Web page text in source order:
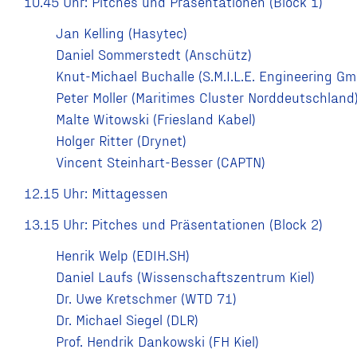
Jan Kelling (Hasytec)
Daniel Sommerstedt (Anschütz)
Knut-Michael Buchalle (S.M.I.L.E. Engineering
Peter Moller (Maritimes Cluster Norddeutschland)
Malte Witowski (Friesland Kabel)
Holger Ritter (Drynet)
Vincent Steinhart-Besser (CAPTN)
12.15 Uhr: Mittagessen
13.15 Uhr: Pitches und Präsentationen (Block 2)
Henrik Welp (EDIH.SH)
Daniel Laufs (Wissenschaftszentrum Kiel)
Dr. Uwe Kretschmer (WTD 71)
Dr. Michael Siegel (DLR)
Prof. Hendrik Dankowski (FH Kiel)